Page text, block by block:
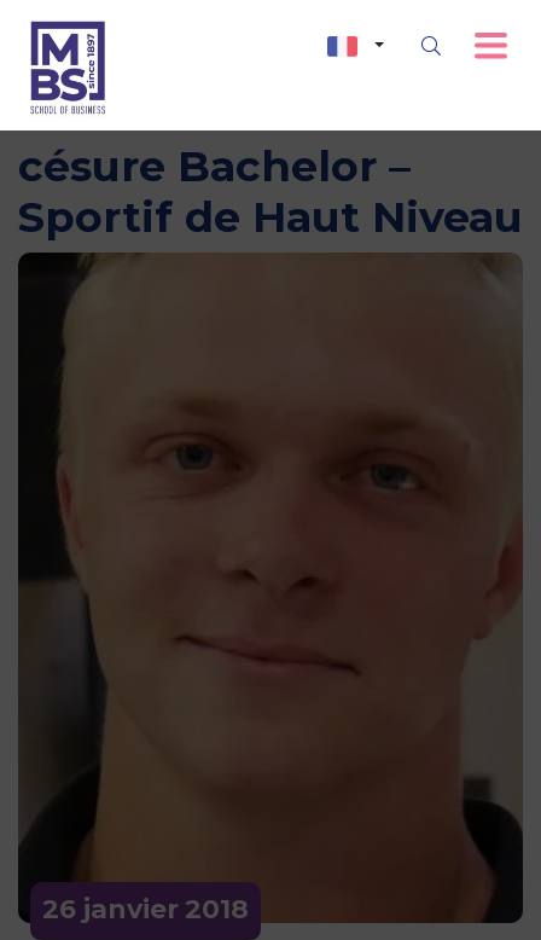
26 janvier2018
Maxime – année de
césure Bachelor –
Sportif de Haut Niveau